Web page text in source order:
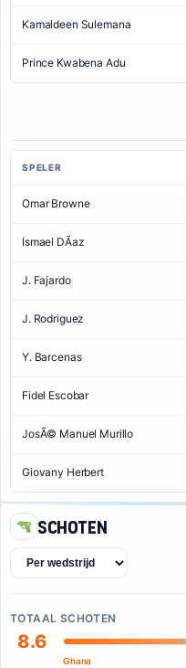
Kamaldeen Sulemana
Prince Kwabena Adu
SPELER
Omar Browne
Ismael DÃ­az
J. Fajardo
J. Rodriguez
Y. Barcenas
Fidel Escobar
JosÃ© Manuel Murillo
Giovany Herbert
Schoten
TOTAAL SCHOTEN
8.6
Ghana